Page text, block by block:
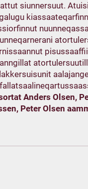
siunnersuut.
Anders Olsen,
Peter Olsen